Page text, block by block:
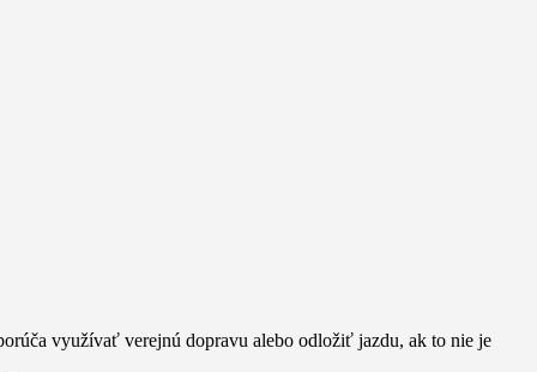
využívať verejnú dopravu alebo odložiť jazdu, ak to nie je